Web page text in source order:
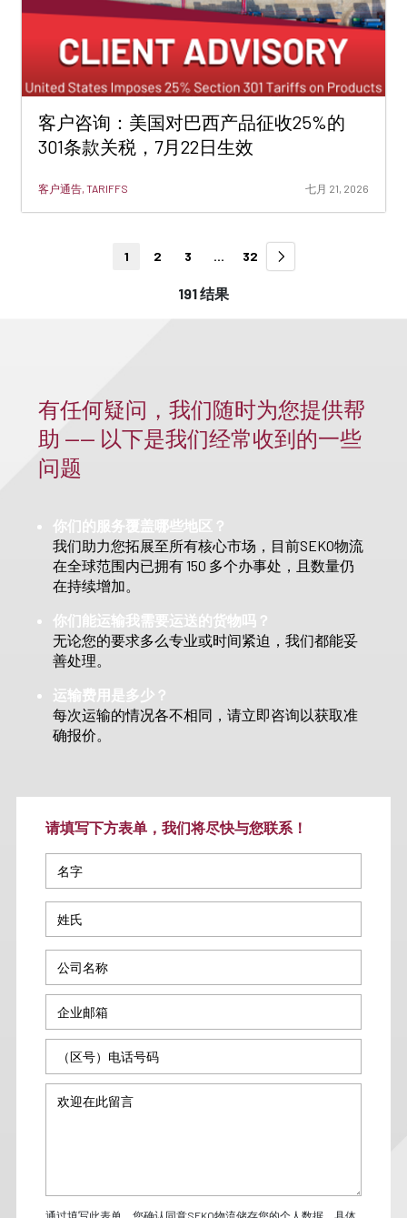
客户咨询：美国对巴西产品征收25%的
301条款关税，7月22日生效
客户通告, TARIFFS 七月 21, 2026
1 2 3 ... 32
191 结果
有任何疑问，我们随时为您提供帮
助 —— 以下是我们经常收到的一些
问题
你们的服务覆盖哪些地区？
我们助力您拓展至所有核心市场，目前SEKO物流
在全球范围内已拥有 150 多个办事处，且数量仍
在持续增加。
你们能运输我需要运送的货物吗？
无论您的要求多么专业或时间紧迫，我们都能妥
善处理。
运输费用是多少？
每次运输的情况各不相同，请立即咨询以获取准
确报价。
请填写下方表单，我们将尽快与您联系！
通过填写此表单，您确认同意SEKO物流储存您的个人数据，具体